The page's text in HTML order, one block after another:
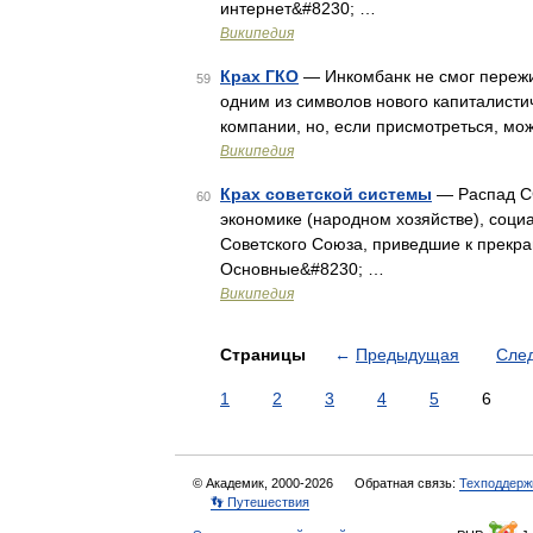
интернет&#8230; …
Википедия
59 Крах ГКО — Инкомбанк не смог
одним из символов нового
компании, но, если присмотреться,
Википедия
60 Крах советской системы — Распад
экономике (народном хозяйстве),
Советского Союза, приведшие к
Основные&#8230; …
Википедия
Страницы ← Предыдущая
1 2 3 4 5 6
© Академик, 2000-2026 Обратная связь:
👣 Путешествия